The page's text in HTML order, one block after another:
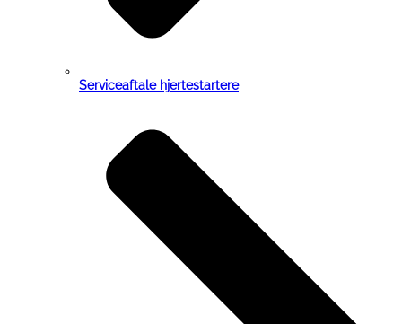
Serviceaftale hjertestartere